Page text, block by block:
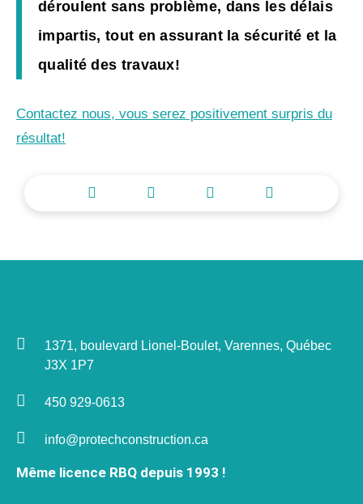
déroulent sans problème, dans les délais
impartis, tout en assurant la sécurité et la
qualité des travaux!
Contactez nous, vous serez positivement surpris du
résultat!
1371, boulevard Lionel-Boulet, Varennes, Québec
J3X 1P7
450 929-0613
info@protechconstruction.ca
Même licence RBQ depuis 1993 !